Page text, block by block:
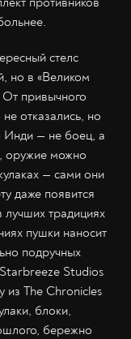
стелс
но в «Великом
От привычного
отказались, но
Инди — не боец, а
оружие можно
— сами они
даже появится
лучших традициях
пушки наносит
подручных
Studios
из The Chronicles
блоки,
бережно